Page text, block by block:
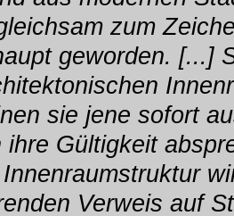
zum
geworden. [...]
sie jene sofort
ihre Gültigkeit
Verweis auf